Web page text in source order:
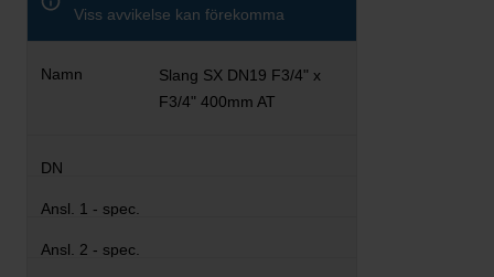
Viss avvikelse kan förekomma
Slang SX DN19 F3/4" x
F3/4" 400mm AT